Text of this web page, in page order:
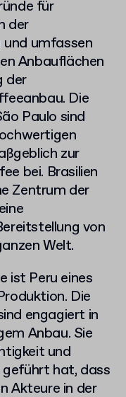
für
der
umfassen
Anbauflächen
der
Die
Paulo sind
zur
bei. Brasilien
Zentrum der
von
Welt.
ist Peru eines
Die
engagiert in
Anbau. Sie
und
hat, dass
Akteure in der